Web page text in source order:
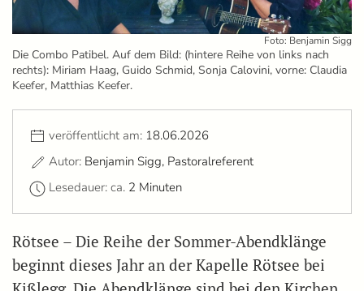
Foto: Benjamin Sigg
Die Combo Patibel. Auf dem Bild: (hintere Reihe von links nach
rechts): Miriam Haag, Guido Schmid, Sonja Calovini, vorne: Claudia
Keefer, Matthias Keefer.
veröffentlicht am: 18.06.2026
Autor: Benjamin Sigg, Pastoralreferent
Lesedauer: ca. 2 Minuten
Rötsee – Die Reihe der Sommer-Abendklänge
beginnt dieses Jahr an der Kapelle Rötsee bei